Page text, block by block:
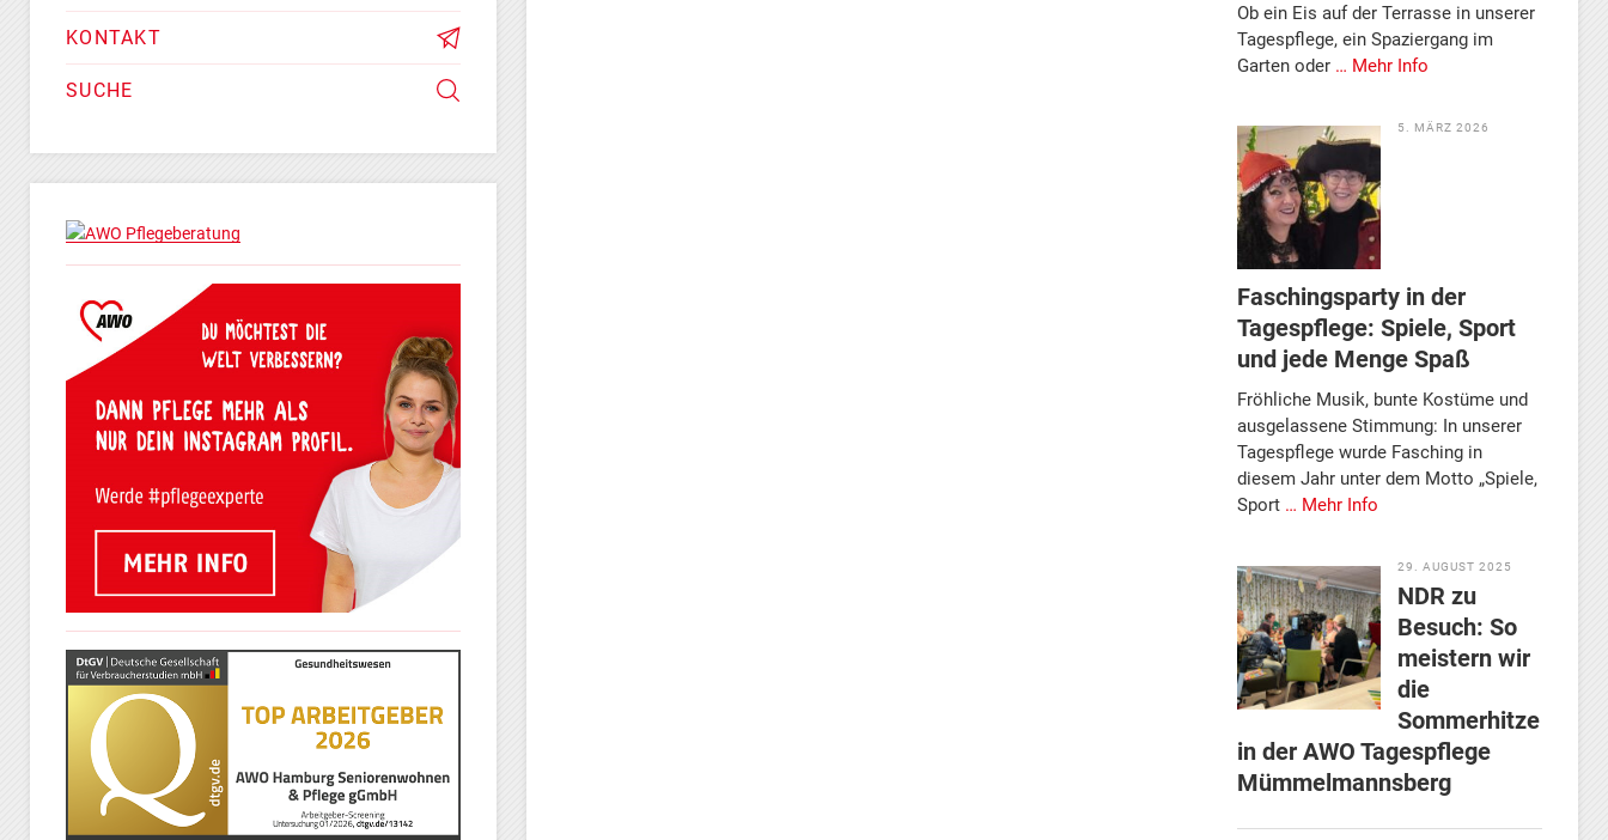
KONTAKT
SUCHE
Ob ein Eis auf der Terrasse in unserer
Tagespflege, ein Spaziergang im
Garten oder … Mehr Info
5. MÄRZ 2026
Faschingsparty in der
Tagespflege: Spiele, Sport
und jede Menge Spaß
Fröhliche Musik, bunte Kostüme und
ausgelassene Stimmung: In unserer
Tagespflege wurde Fasching in
diesem Jahr unter dem Motto „Spiele,
Sport … Mehr Info
29. AUGUST 2025
NDR zu
Besuch: So
meistern wir
die
Sommerhitze
in der AWO Tagespflege
Mümmelmannsberg